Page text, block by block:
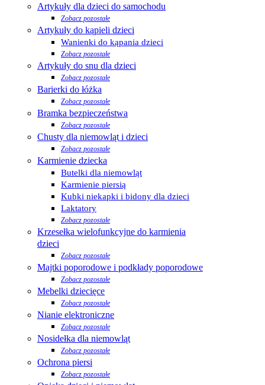
Artykuły dla dzieci do samochodu
Zobacz pozostałe
Artykuły do kąpieli dzieci
Wanienki do kąpania dzieci
Zobacz pozostałe
Artykuły do snu dla dzieci
Zobacz pozostałe
Barierki do łóżka
Zobacz pozostałe
Bramka bezpieczeństwa
Zobacz pozostałe
Chusty dla niemowląt i dzieci
Zobacz pozostałe
Karmienie dziecka
Butelki dla niemowląt
Karmienie piersią
Kubki niekapki i bidony dla dzieci
Laktatory
Zobacz pozostałe
Krzesełka wielofunkcyjne do karmienia
dzieci
Zobacz pozostałe
Majtki poporodowe i podkłady poporodowe
Zobacz pozostałe
Mebelki dziecięce
Zobacz pozostałe
Nianie elektroniczne
Zobacz pozostałe
Nosidełka dla niemowląt
Zobacz pozostałe
Ochrona piersi
Zobacz pozostałe